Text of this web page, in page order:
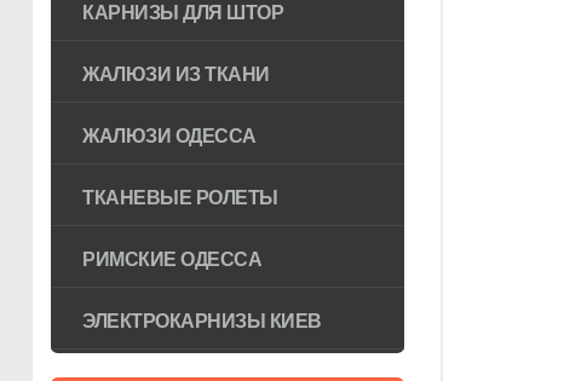
КАРНИЗЫ ДЛЯ ШТОР
ЖАЛЮЗИ ИЗ ТКАНИ
ЖАЛЮЗИ ОДЕССА
ТКАНЕВЫЕ РОЛЕТЫ
РИМСКИЕ ОДЕССА
ЭЛЕКТРОКАРНИЗЫ КИЕВ